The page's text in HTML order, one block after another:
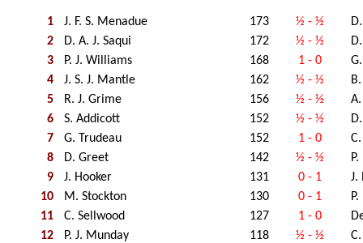
1 J. F. S. Menadue 173 ½ - ½
2
D. A. J. Saqui 172 ½ - ½
3
P. J. Williams 168 1 - 0
4
J. S. J. Mantle 162 ½ - ½
5
R. J. Grime 156 ½ - ½
6
S. Addicott 152 ½ - ½
7
G. Trudeau 152 1 - 0
8
D. Greet 142 ½ - ½
9
J. Hooker 131 0 - 1
J.
10
M. Stockton 130 0 - 1
11
C. Sellwood 127 1 - 0
12
P. J. Munday 118 ½ - ½